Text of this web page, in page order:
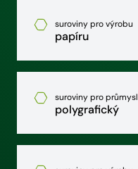
suroviny pro výrobu
papíru
suroviny pro průmysl
polygrafický